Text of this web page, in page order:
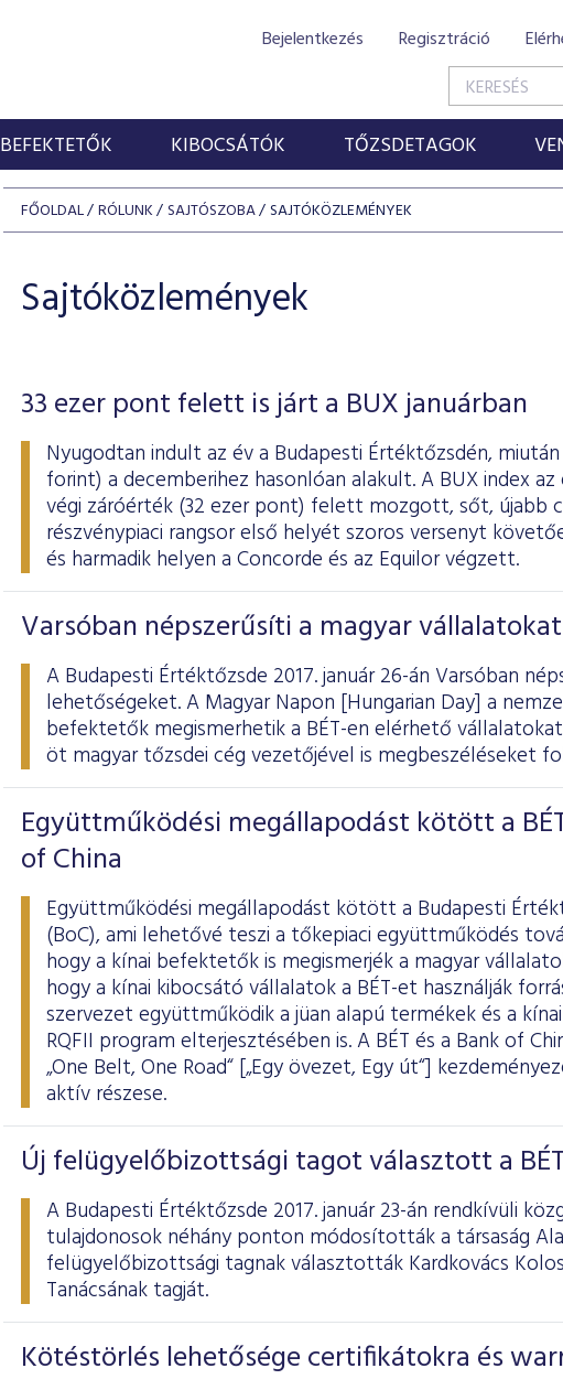
Bejelentkezés Regisztráció
BEFEKTETŐK KIBOCSÁTÓK TŐZSDETAGOK
FŐOLDAL RÓLUNK SAJTÓSZOBA SAJTÓKÖZLEMÉNYEK
Sajtóközlemények
33 ezer pont felett is járt a BUX januárban
Nyugodtan indult az év a Budapesti Értéktőzsdén,
forint) a decemberihez hasonlóan alakult. A BUX index
végi záróérték (32 ezer pont) felett mozgott, sőt, újabb
részvénypiaci rangsor első helyét szoros versenyt
és harmadik helyen a Concorde és az Equilor végzett.
Varsóban népszerűsíti a magyar vállalatokat
A Budapesti Értéktőzsde 2017. január 26-án Varsóban
lehetőségeket. A Magyar Napon [Hungarian Day] a
befektetők megismerhetik a BÉT-en elérhető
öt magyar tőzsdei cég vezetőjével is megbeszéléseket
Együttműködési megállapodást kötött a
of China
Együttműködési megállapodást kötött a Budapesti
(BoC), ami lehetővé teszi a tőkepiaci együttműködés
hogy a kínai befektetők is megismerjék a magyar
hogy a kínai kibocsátó vállalatok a BÉT-et használják
szervezet együttműködik a jüan alapú termékek és a
RQFII program elterjesztésében is. A BÉT és a Bank of
„One Belt, One Road“ [„Egy övezet, Egy út“]
aktív részese.
Új felügyelőbizottsági tagot választott a
A Budapesti Értéktőzsde 2017. január 23-án rendkívüli
tulajdonosok néhány ponton módosították a társaság
felügyelőbizottsági tagnak választották Kardkovács
Tanácsának tagját.
Kötéstörlés lehetősége certifikátokra és